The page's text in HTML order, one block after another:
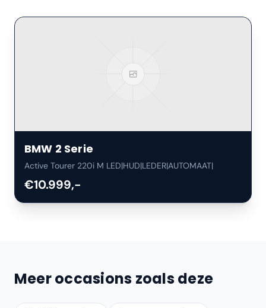
BMW 2 Serie
Active Tourer 220i M LED|HUD|LEDER|AUTOMAAT|
€10.999,-
Meer occasions zoals deze